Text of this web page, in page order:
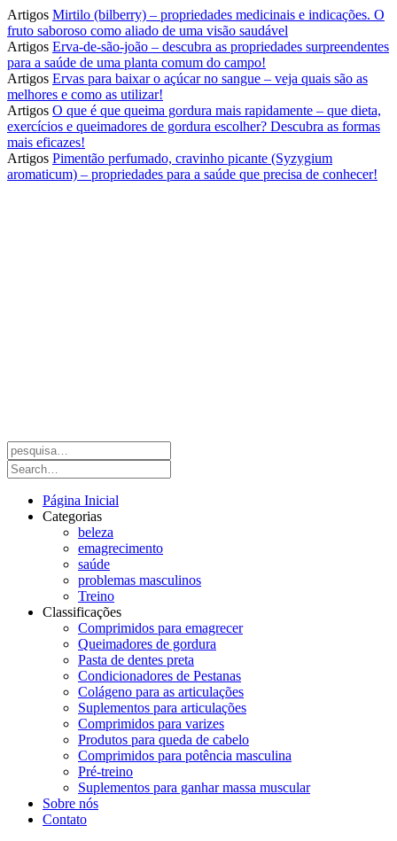
Artigos Mirtilo (bilberry) – propriedades medicinais e indicações. O
fruto saboroso como aliado de uma visão saudável
Artigos Erva-de-são-joão – descubra as propriedades surpreendentes
para a saúde de uma planta comum do campo!
Artigos Ervas para baixar o açúcar no sangue – veja quais são as
melhores e como as utilizar!
Artigos O que é que queima gordura mais rapidamente – que dieta,
exercícios e queimadores de gordura escolher? Descubra as formas
mais eficazes!
Artigos Pimentão perfumado, cravinho picante (Syzygium
aromaticum) – propriedades para a saúde que precisa de conhecer!
Página Inicial
Categorias
beleza
emagrecimento
saúde
problemas masculinos
Treino
Classificações
Comprimidos para emagrecer
Queimadores de gordura
Pasta de dentes preta
Condicionadores de Pestanas
Colágeno para as articulações
Suplementos para articulações
Comprimidos para varizes
Produtos para queda de cabelo
Comprimidos para potência masculina
Pré-treino
Suplementos para ganhar massa muscular
Sobre nós
Contato